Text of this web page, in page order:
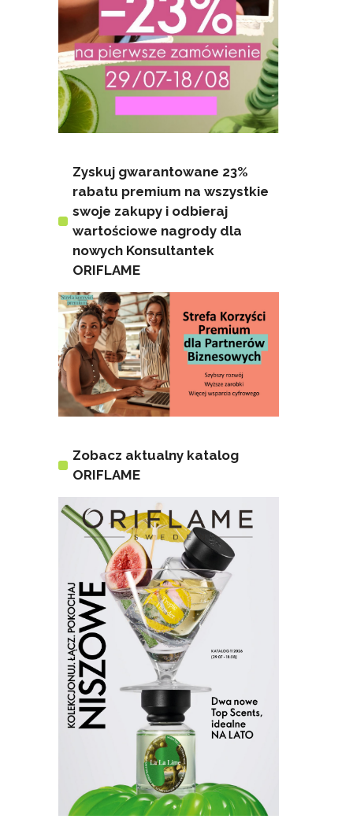
Zyskuj gwarantowane 23%
rabatu premium na wszystkie
swoje zakupy i odbieraj
wartościowe nagrody dla
nowych Konsultantek
ORIFLAME
Zobacz aktualny katalog
ORIFLAME